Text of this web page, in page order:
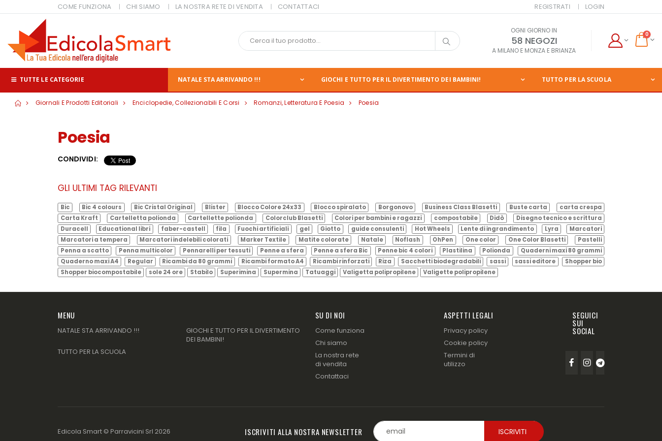
COME FUNZIONA CHI SIAMO LA NOSTRA RETE DI VENDITA CONTATTACI REGISTRATI LOGIN
OGNI GIORNO IN
58 NEGOZI
A MILANO E MONZA E BRIANZA
0
TUTTE LE CATEGORIE NATALE STA ARRIVANDO !!! GIOCHI E TUTTO PER IL DIVERTIMENTO DEI BAMBINI! TUTTO PER LA SCUOLA
Giornali E Prodotti Editoriali Enciclopedie, Collezionabili E Corsi Romanzi, Letteratura E Poesia Poesia
Poesia
CONDIVIDI:
GLI ULTIMI TAG RILEVANTI
Bic Bic 4 colours Bic Cristal Original Blister Blocco Colore 24x33 Blocco spiralato Borgonovo Business Class Blasetti Buste carta
carta crespa
Carta Kraft
Cartelletta polionda Cartellette polionda Colorclub Blasetti Colori per bambini e ragazzi compostabile Didò
Disegno tecnico e scrittura
Duracell
Educational libri faber-castell fila Fuochi artificiali gel Giotto guide consulenti Hot Wheels Lente di ingrandimento Lyra
Marcatori
Marcatori a tempera
Marcatori indelebili colorati Marker Textile Matite colorate Natale Noflash OhPen One color One Color Blasetti
Pastelli
Penna a scatto
Penna multicolor Pennarelli per tessuti Penne a sfera Penne a sfera Bic Penne bic 4 colori Plastilina Polionda
Quaderni maxi 80 grammi
Quaderno maxi A4
Regular Ricambi da 80 grammi Ricambi formato A4 Ricambi rinforzati Riza Sacchetti biodegradabili sassi sassi editore
Shopper bio
Shopper biocompostabile
sole 24 ore Stabilo Superimina Supermina Tatuaggi Valigetta polipropilene Valigette polipropilene
MENU
NATALE STA ARRIVANDO !!!
GIOCHI E TUTTO PER IL DIVERTIMENTO
DEI BAMBINI!
TUTTO PER LA SCUOLA
SU DI NOI
Come funziona
Chi siamo
La nostra rete
di vendita
Contattaci
ASPETTI LEGALI
Privacy policy
Cookie policy
Termini di
utilizzo
SEGUICI
SUI
SOCIAL
Edicola Smart © Parravicini Srl 2026 ISCRIVITI ALLA NOSTRA NEWSLETTER